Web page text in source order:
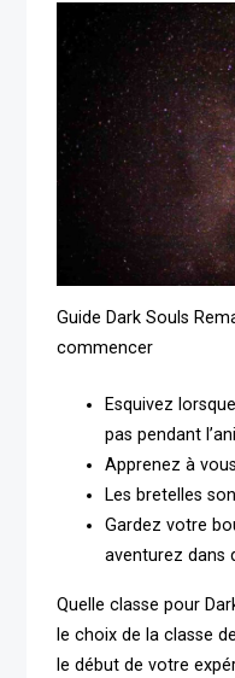
Guide Dark Souls
commencer
Esquivez
pas pendant
Apprenez à
Les bretelles
Gardez votre
aventurez dans
Quelle classe pour
le choix de la classe
le début de votre